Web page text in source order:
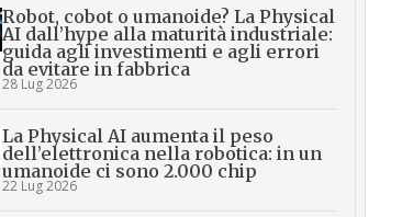
Robot, cobot o umanoide? La Physical
AI dall’hype alla maturità industriale:
guida agli investimenti e agli errori
da evitare in fabbrica
28 Lug 2026
La Physical AI aumenta il peso
dell’elettronica nella robotica: in un
umanoide ci sono 2.000 chip
22 Lug 2026